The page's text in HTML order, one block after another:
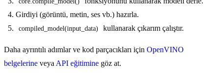
Girdiyi (görüntü, metin, ses vb.) hazırla.
compiled_model(input_data) kullanarak çıkarım çalıştır.
Daha ayrıntılı adımlar ve kod parçacıkları için OpenVINO
belgelerine veya API eğitimine göz at.